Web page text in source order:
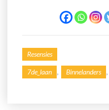
Resensies
7de_laan , Binnelanders ,